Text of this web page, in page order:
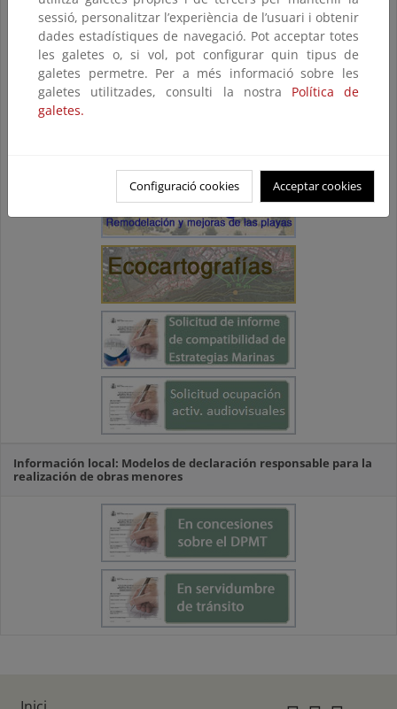
Información local: Modelos de declaración responsable para la
realización de obras menores
sessió, personalitzar l’experiència de l’usuari i obtenir
dades estadístiques de navegació. Pot acceptar totes
les galetes o, si vol, pot configurar quin tipus de
galetes permetre. Per a més informació sobre les
galetes utilitzades, consulti la nostra Política de
galetes.
Configuració cookies Acceptar cookies